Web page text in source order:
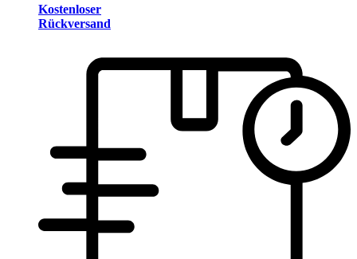
Kostenloser
Rückversand